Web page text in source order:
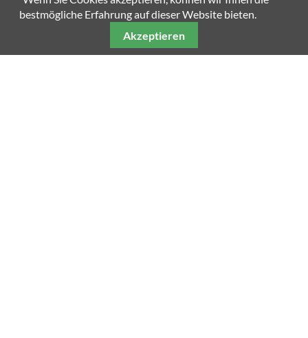
bestmögliche Erfahrung auf dieser Website bieten.
Akzeptieren